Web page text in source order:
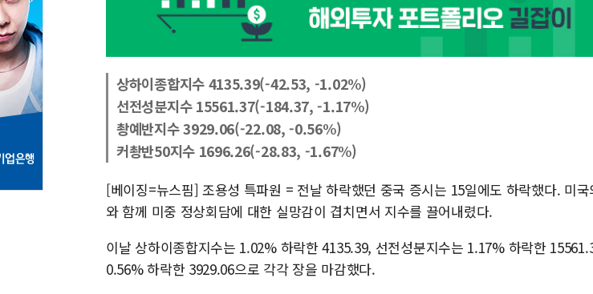
상하이종합지수 4135.39(-42.53, -1.02%)
선전성분지수 15561.37(-184.37, -1.17%)
촹예반지수 3929.06(-22.08, -0.56%)
커촹반50지수 1696.26(-28.83, -1.67%)
[베이징=뉴스핌] 조용성 특파원 = 전날 하락했던 중국 증시는 15일에도 하락했다. 미
와 함께 미중 정상회담에 대한 실망감이 겹치면서 지수를 끌어내렸다.
이날 상하이종합지수는 1.02% 하락한 4135.39, 선전성분지수는 1.17% 하락한
0.56% 하락한 3929.06으로 각각 장을 마감했다.